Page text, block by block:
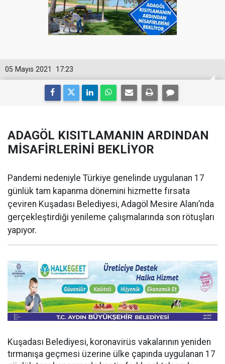
17:23
05 Mayıs 2021
ADAGÖL KISITLAMANIN ARDINDAN
MİSAFİRLERİNİ BEKLİYOR
Pandemi nedeniyle Türkiye genelinde uygulanan 17
günlük tam kapanma dönemini hizmette fırsata
çeviren Kuşadası Belediyesi, Adagöl Mesire Alanı’nda
gerçekleştirdiği yenileme çalışmalarında son rötuşları
yapıyor.
Kuşadası Belediyesi, koronavirüs vakalarının yeniden
tırmanışa geçmesi üzerine ülke çapında uygulanan 17